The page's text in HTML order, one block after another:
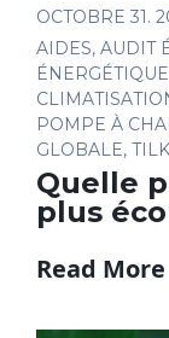
OCTOBRE 31.
AIDES, AUDIT
ÉNERGÉTIQUE
POMPE À
GLOBALE,
Quelle
plus
Read More